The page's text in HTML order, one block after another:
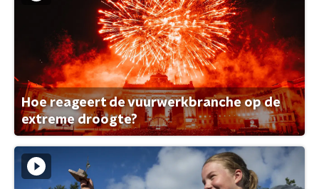
Hoe reageert de vuurwerkbranche op de
extreme droogte?